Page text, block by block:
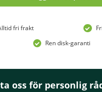
fri frakt
Ren disk-garanti
oss för personlig